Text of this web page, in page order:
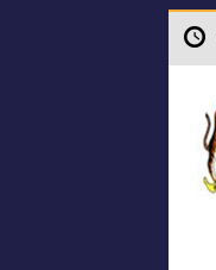
Langkau ke kandungan utama
.